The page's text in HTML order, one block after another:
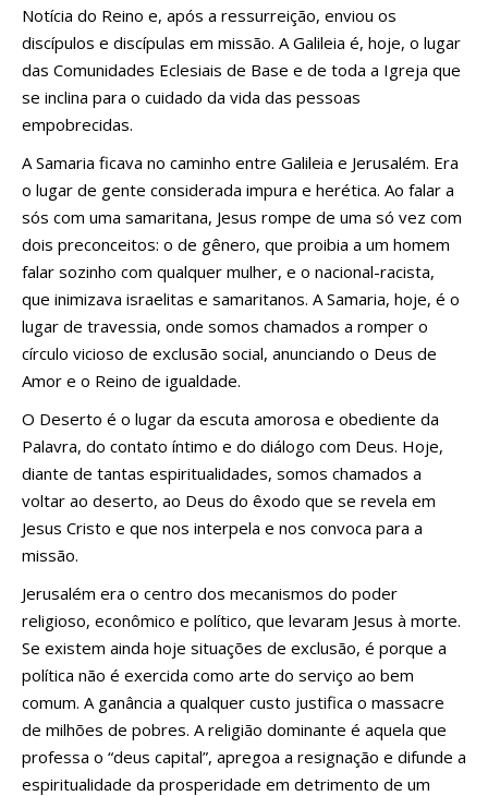
Notícia do Reino e, após a ressurreição, enviou os
discípulos e discípulas em missão. A Galileia é, hoje, o lugar
das Comunidades Eclesiais de Base e de toda a Igreja que
se inclina para o cuidado da vida das pessoas
empobrecidas.
A Samaria ficava no caminho entre Galileia e Jerusalém. Era
o lugar de gente considerada impura e herética. Ao falar a
sós com uma samaritana, Jesus rompe de uma só vez com
dois preconceitos: o de gênero, que proibia a um homem
falar sozinho com qualquer mulher, e o nacional-racista,
que inimizava israelitas e samaritanos. A Samaria, hoje, é o
lugar de travessia, onde somos chamados a romper o
círculo vicioso de exclusão social, anunciando o Deus de
Amor e o Reino de igualdade.
O Deserto é o lugar da escuta amorosa e obediente da
Palavra, do contato íntimo e do diálogo com Deus. Hoje,
diante de tantas espiritualidades, somos chamados a
voltar ao deserto, ao Deus do êxodo que se revela em
Jesus Cristo e que nos interpela e nos convoca para a
missão.
Jerusalém era o centro dos mecanismos do poder
religioso, econômico e político, que levaram Jesus à morte.
Se existem ainda hoje situações de exclusão, é porque a
política não é exercida como arte do serviço ao bem
comum. A ganância a qualquer custo justifica o massacre
de milhões de pobres. A religião dominante é aquela que
professa o “deus capital”, apregoa a resignação e difunde a
espiritualidade da prosperidade em detrimento de um